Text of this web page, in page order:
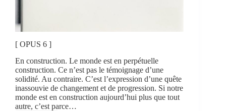
[ OPUS 6 ]
En construction. Le monde est en perpétuelle
construction. Ce n’est pas le témoignage d’une
solidité. Au contraire. C’est l’expression d’une quête
inassouvie de changement et de progression. Si notre
monde est en construction aujourd’hui plus que tout
autre, c’est parce…